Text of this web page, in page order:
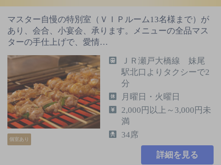
マスター自慢の特別室（ＶＩＰルーム13名様まで）が
あり、会合、小宴会、承ります。メニューの全品マス
ターの手仕上げで、愛情…
個室あり
ＪＲ瀬戸大橋線 妹尾
駅北口よりタクシーで2
分
月曜日・火曜日
2,000円以上～3,000円未
満
34席
詳細を見る